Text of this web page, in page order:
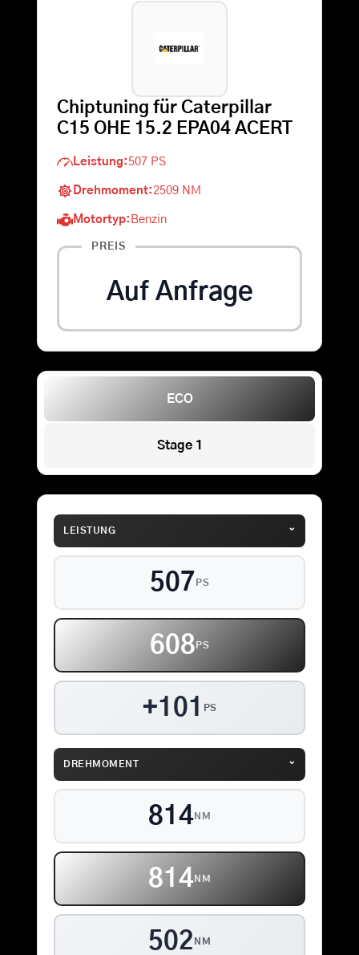
Warenkorb
Chiptuning für Caterpillar
C15 OHE 15.2 EPA04 ACERT
Leistung: 507 PS
Drehmoment: 2509 NM
Motortyp: Benzin
PREIS
Auf Anfrage
ECO
Stage 1
LEISTUNG ⌄
507 PS
608 PS
+101 PS
DREHMOMENT ⌄
854NM
854 NM
502 NM